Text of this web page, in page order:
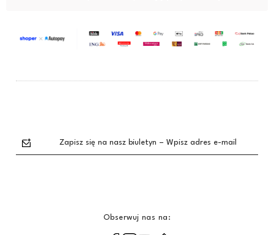
Zapisz się na nasz biuletyn – Wpisz adres e-mail
Obserwuj nas na: